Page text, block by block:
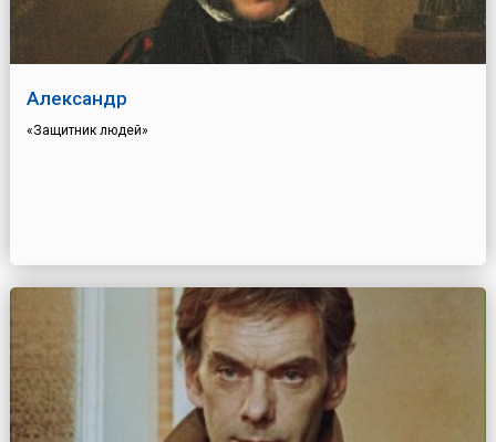
Александр
«Защитник людей»